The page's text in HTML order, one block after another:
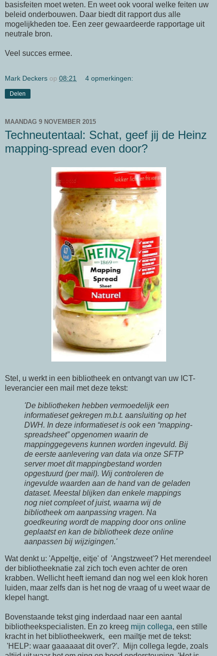
basisfeiten moet weten. En weet ook vooral welke feiten uw
beleid onderbouwen. Daar biedt dit rapport dus alle
mogelijkheden toe. Een zeer gewaardeerde rapportage uit
neutrale bron.
Veel succes ermee.
Mark Deckers op 08:21 4 opmerkingen:
Delen
MAANDAG 9 NOVEMBER 2015
Techneutentaal: Schat, geef jij de Heinz
mapping-spread even door?
Stel, u werkt in een bibliotheek en ontvangt van uw ICT-
leverancier een mail met deze tekst:
'De bibliotheken hebben vermoedelijk een
informatieset gekregen m.b.t. aansluiting op het
DWH. In deze informatieset is ook een “mapping-
spreadsheet” opgenomen waarin de
mappinggegevens kunnen worden ingevuld. Bij
de eerste aanlevering van data via onze SFTP
server moet dit mappingbestand worden
opgestuurd (per mail). Wij controleren de
ingevulde waarden aan de hand van de geladen
dataset. Meestal blijken dan enkele mappings
nog niet compleet of juist, waarna wij de
bibliotheek om aanpassing vragen. Na
goedkeuring wordt de mapping door ons online
geplaatst en kan de bibliotheek deze online
aanpassen bij wijzigingen.'
Wat denkt u: 'Appeltje, eitje' of 'Angstzweet'? Het merendeel
der bibliotheeknatie zal zich toch even achter de oren
krabben. Wellicht heeft iemand dan nog wel een klok horen
luiden, maar zelfs dan is het nog de vraag of u weet waar de
klepel hangt.
Bovenstaande tekst ging inderdaad naar een aantal
bibliotheekspecialisten. En zo kreeg mijn collega, een stille
kracht in het bibliotheekwerk, een mailtje met de tekst:
'HELP: waar gaaaaaat dit over?'. Mijn collega legde, zoals